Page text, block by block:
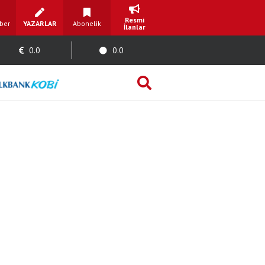
YAZARLAR Abonelik
Resmi
İlanlar
0.0 0.0